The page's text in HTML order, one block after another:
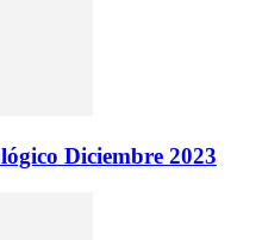
Diciembre 2023